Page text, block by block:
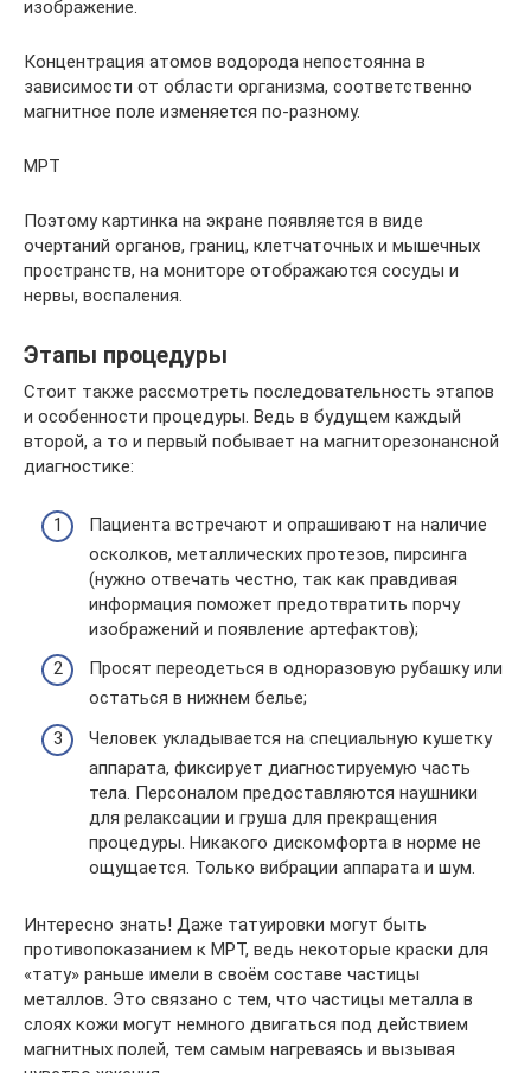
изображение.
Концентрация атомов водорода непостоянна в
зависимости от области организма, соответственно
магнитное поле изменяется по-разному.
МРТ
Поэтому картинка на экране появляется в виде
очертаний органов, границ, клетчаточных и мышечных
пространств, на мониторе отображаются сосуды и
нервы, воспаления.
Этапы процедуры
Стоит также рассмотреть последовательность этапов
и особенности процедуры. Ведь в будущем каждый
второй, а то и первый побывает на магниторезонансной
диагностике:
Пациента встречают и опрашивают на наличие
осколков, металлических протезов, пирсинга
(нужно отвечать честно, так как правдивая
информация поможет предотвратить порчу
изображений и появление артефактов);
Просят переодеться в одноразовую рубашку или
остаться в нижнем белье;
Человек укладывается на специальную кушетку
аппарата, фиксирует диагностируемую часть
тела. Персоналом предоставляются наушники
для релаксации и груша для прекращения
процедуры. Никакого дискомфорта в норме не
ощущается. Только вибрации аппарата и шум.
Интересно знать! Даже татуировки могут быть
противопоказанием к МРТ, ведь некоторые краски для
«тату» раньше имели в своём составе частицы
металлов. Это связано с тем, что частицы металла в
слоях кожи могут немного двигаться под действием
магнитных полей, тем самым нагреваясь и вызывая